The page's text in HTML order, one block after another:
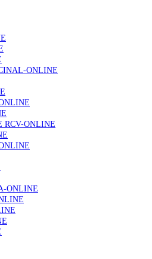
ONLINE
RCV-ONLINE
ONLINE